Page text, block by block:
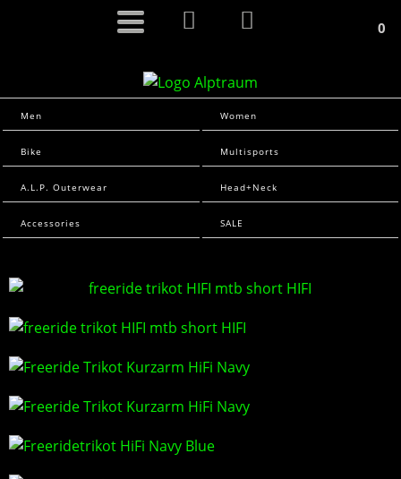
0
Men Women
Bike Multisports
A.L.P. Outerwear Head+Neck
Accessories SALE